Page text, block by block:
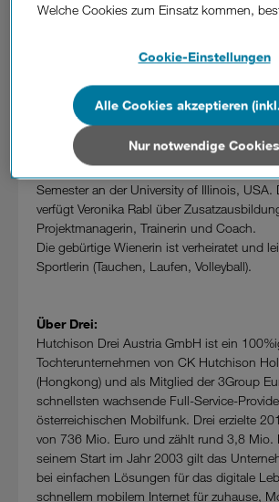
Rabl zuletzt als Prokuristin und Leiterin der
Betriebsgesellschaft KABEG tätig.
Kommunikationstechnologie zu ihrer
Die Absolventin der WU Wien spezialisierte
während ihres Studiums auf den Bereich
Personalmanagement und absolvierte ein
Semester an der University of Illinois, USA.
verfügt Veronika Rabl über
Projektmanagerin, Trainerin und Coach.
Die gebürtige Wienerin ist verheiratet und
Sportlerin (Tauchen, Laufen, Volleyball).
Über Drei:
Hutchison Drei Austria GmbH ist ein
Tochterunternehmen von CK Hutchison
(Hongkong) und als Mitglied der 3Group
schnellsten wachsende Full-Service-
österreichischen Mobilfunk. Drei erzielte
von 736 Mio. Euro und zählt rund 3,8 Mio.
seinem Start im Jahr 2003 gilt das
bei einfachen Lösungen für das digitale
schnellem mobilem Internet für zuhause,
Welche Cookies zum Einsatz kommen,
Wenn Sie allen Cookies zustimmen,
von Drittanbietern verarbeitet, die Ihre Daten
außerhalb der europäischen Union (z.B. in
verarbeiten. Sie unterliegen keinem EU-
Datenschutzniveau und es stehen keine
Rechtsbehelfe zur Verfügung.
Cookies von Unternehmen in Drittstaaten,
Datenschutzniveau wie in der Europäischen
(z.B. Data Privacy Framework), werden wie
Wenn Sie „Nur notwendige Cookies“
Sie nur jene Cookies im Einsatz, die zur
Website unerlässlich sind.
Cookie-Einstellungen
Nur notwendige Cookies
Alle Cookies akzeptieren